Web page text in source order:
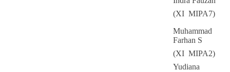
(XI MIPA7)
Muhammad
Farhan S
(XI MIPA2)
Yudiana